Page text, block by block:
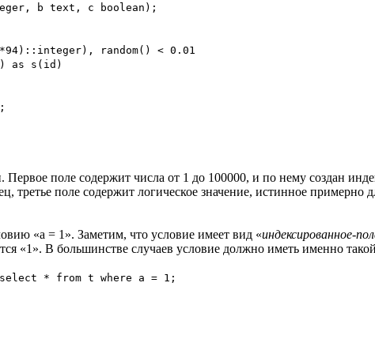
b text, c boolean);
random() < 0.01
as s(id)
поле содержит числа от 1 до 100000, и по нему создан
третье поле содержит логическое значение, истинное
«a = 1». Заметим, что условие имеет вид «индексированное-
«1». В большинстве случаев условие должно иметь именно
* from t where a = 1;